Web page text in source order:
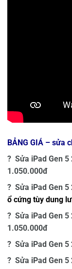
BẢNG GIÁ – sửa
? Sửa iPad Gen 5
1.050.000đ
? Sửa iPad Gen 5
ổ cứng tùy dung
? Sửa iPad Gen 5
1.050.000đ
? Sửa iPad Gen
? Sửa iPad Gen 5